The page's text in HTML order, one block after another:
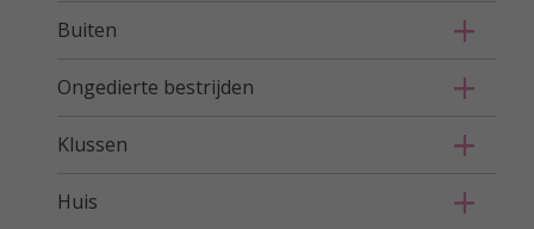
Buiten
Ongedierte bestrijden
Klussen
Huis